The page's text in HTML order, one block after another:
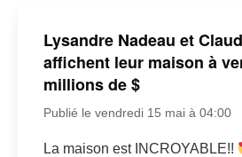
Lysandre Nadeau et
affichent leur maison à
millions de $
Publié le vendredi 15 mai à 04:00
La maison est INCROYABLE!!